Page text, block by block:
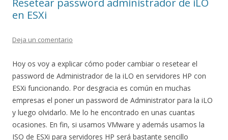
Resetear password administrador de iLO
en ESXi
Deja un comentario
Hoy os voy a explicar cómo poder cambiar o resetear el
password de Administrador de la iLO en servidores HP con
ESXi funcionando. Por desgracia es común en muchas
empresas el poner un password de Administrator para la iLO
y luego olvidarlo. Me lo he encontrado en unas cuantas
ocasiones. En fin, si usamos VMware y además usamos la
ISO de ESXi para servidores HP será bastante sencillo